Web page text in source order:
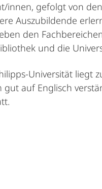
gefolgt von
Auszubildende
den
und die
Universität
auf Englisch